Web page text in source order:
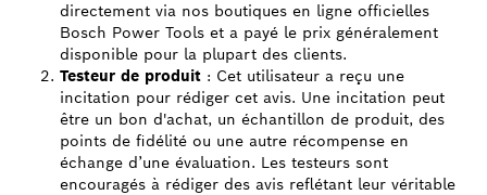
directement via nos boutiques en ligne officielles
Bosch Power Tools et a payé le prix généralement
disponible pour la plupart des clients.
Testeur de produit : Cet utilisateur a reçu une
incitation pour rédiger cet avis. Une incitation peut
être un bon d'achat, un échantillon de produit, des
points de fidélité ou une autre récompense en
échange d’une évaluation. Les testeurs sont
encouragés à rédiger des avis reflétant leur véritable